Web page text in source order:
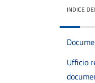
INDICE
Ufficio